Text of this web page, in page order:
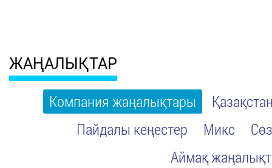
ЖАҢАЛЫҚТАР
Компания жаңалықтары
Пайдалы кеңестер
Микс
Аймақ